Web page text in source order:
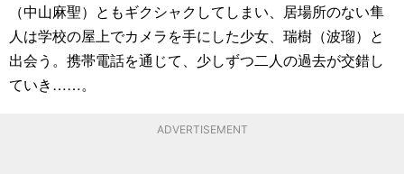
（中山麻聖）ともギクシャクしてしまい、居場所のない隼
人は学校の屋上でカメラを手にした少女、瑞樹（波瑠）と
出会う。携帯電話を通じて、少しずつ二人の過去が交錯し
ていき……。
ADVERTISEMENT